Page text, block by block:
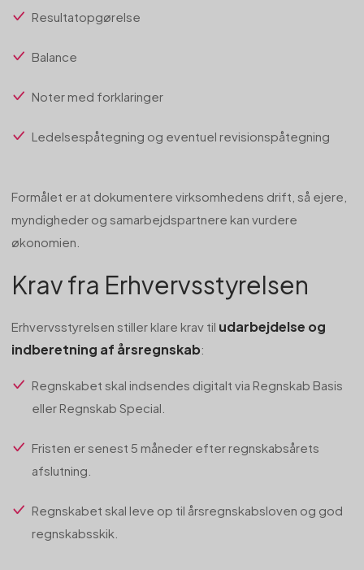
Resultatopgørelse
Balance
Noter med forklaringer
Ledelsespåtegning og eventuel revisionspåtegning
Formålet er at dokumentere virksomhedens drift, så ejere,
myndigheder og samarbejdspartnere kan vurdere
økonomien.
Krav fra Erhvervsstyrelsen
Erhvervsstyrelsen stiller klare krav til udarbejdelse og
indberetning af årsregnskab:
Regnskabet skal indsendes digitalt via Regnskab Basis
eller Regnskab Special.
Fristen er senest 5 måneder efter regnskabsårets
afslutning.
Regnskabet skal leve op til årsregnskabsloven og god
regnskabsskik.